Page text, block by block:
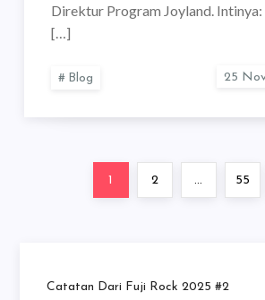
Direktur Program Joyland.
[…]
Blog
Page
1 Page
2 … Page
55
Catatan Dari Fuji Rock 2025 #2